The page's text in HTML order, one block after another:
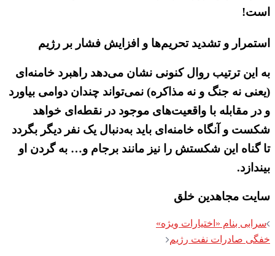
است!
استمرار و تشدید تحریم‌ها و افزایش فشار بر رژیم
به این ترتیب روال کنونی نشان می‌دهد راهبرد خامنه‌ای
(یعنی نه جنگ و نه مذاکره) نمی‌تواند چندان دوامی بیاورد
و در مقابله با واقعیت‌های موجود در نقطه‌ای خواهد
شکست و آنگاه خامنه‌ای باید به‌دنبال یک نفر دیگر بگردد
تا گناه این شکستش را نیز مانند برجام و… به گردن او
بیندازد.
سایت مجاهدین خلق
Post
navigation
سرابی بنام «اختیارات ویژه»
خفگی صادرات نفت رژیم